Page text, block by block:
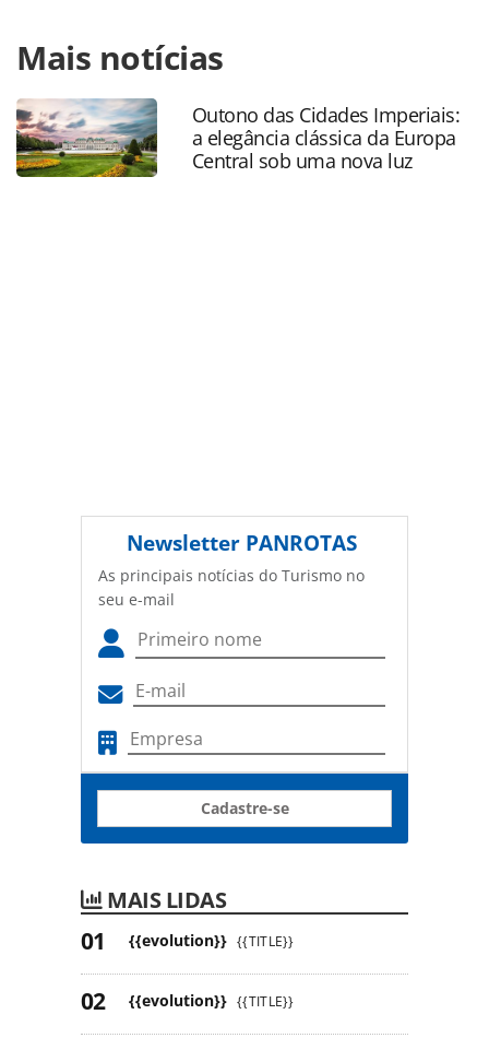
https://www.panrotas.com.br/mercado/destinos/2026/06/
deve-enviar-316-mil-turistas-ao-reino-unido-em-2026-
projeta-visitbritain_229356.html ou as ferramentas
oferecidas na página. Todo o conteúdo produzido pela
PANROTAS Editora é protegido pela legislação brasileira
sobre direito autoral. Não reproduza o conteúdo sem
Mais notícias
Outono das Cidades Imperiais:
a elegância clássica da Europa
Central sob uma nova luz
Newsletter PANROTAS
As principais notícias do Turismo no
seu e-mail
Cadastre-se
MAIS LIDAS
{{evolution}} {{TITLE}}
{{evolution}} {{TITLE}}